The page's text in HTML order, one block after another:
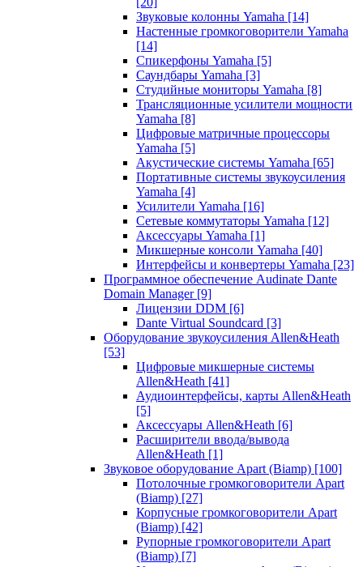
Звуковые колонны Yamaha [14]
Настенные громкоговорители Yamaha
[14]
Спикерфоны Yamaha [5]
Саундбары Yamaha [3]
Студийные мониторы Yamaha [8]
Трансляционные усилители мощности
Yamaha [8]
Цифровые матричные процессоры
Yamaha [5]
Акустические системы Yamaha [65]
Портативные системы звукоусиления
Yamaha [4]
Усилители Yamaha [16]
Сетевые коммутаторы Yamaha [12]
Аксессуары Yamaha [1]
Микшерные консоли Yamaha [40]
Интерфейсы и конвертеры Yamaha [23]
Программное обеспечение Audinate Dante
Domain Manager [9]
Лицензии DDM [6]
Dante Virtual Soundcard [3]
Оборудование звукоусиления Allen&Heath
[53]
Цифровые микшерные системы
Allen&Heath [41]
Аудиоинтерфейсы, карты Allen&Heath
[5]
Аксессуары Allen&Heath [6]
Расширители ввода/вывода
Allen&Heath [1]
Звуковое оборудование Apart (Biamp) [100]
Потолочные громкоговорители Apart
(Biamp) [27]
Корпусные громкоговорители Apart
(Biamp) [42]
Рупорные громкоговорители Apart
(Biamp) [7]